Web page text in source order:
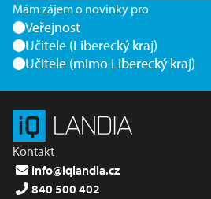
Mám zájem o novinky pro
Veřejnost
Učitele (Liberecký kraj)
Učitele (mimo Liberecký kraj)
Kontakt
info@iqlandia.cz
840 500 402